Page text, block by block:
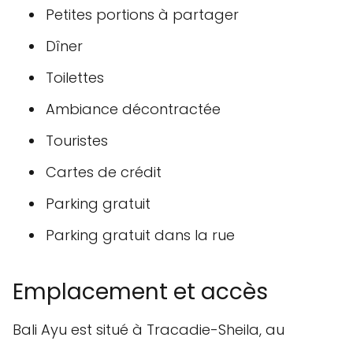
Petites portions à partager
Dîner
Toilettes
Ambiance décontractée
Touristes
Cartes de crédit
Parking gratuit
Parking gratuit dans la rue
Emplacement et accès
Bali Ayu est situé à Tracadie-Sheila, au